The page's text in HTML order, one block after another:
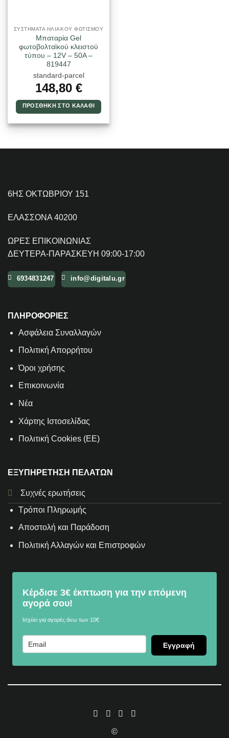
ΣΥΣΤΉΜΑΤΑ ΗΛΙΑΚΟΎ ΦΩΤΙΣΜΟΎ
Μπαταρία Gel
φωτοβολταϊκού κλειστού
τύπου – 12V – 50A –
819447
standard-parcel
148,80 €
ΠΡΟΣΘΉΚΗ ΣΤΟ ΚΑΛΆΘΙ
6ΗΣ ΟΚΤΩΒΡΙΟΥ 151
ΕΛΑΣΣΟΝΑ 40200
ΩΡΕΣ ΕΠΙΚΟΙΝΩΝΙΑΣ
ΔΕΥΤΕΡΑ-ΠΑΡΑΣΚΕΥΗ 09:00-17:00
6934831247 info@digitalu.gr
ΠΛΗΡΟΦΟΡΙΕΣ
Aσφάλεια Συναλλαγών
Πολιτική Απορρήτου
Όροι χρήσης
Επικοινωνία
Νέα
Χάρτης Ιστοσελίδας
Πολιτική Cookies (ΕΕ)
ΕΞΥΠΗΡΕΤΗΣΗ ΠΕΛΑΤΩΝ
Συχνές ερωτήσεις
Τρόποι Πληρωμής
Αποστολή και Παράδοση
Πολιτική Αλλαγών και Επιστροφών
Κέρδισε 3€ έκπτωση για την επόμενη
αγορά σου!
Ισχύει για αγορές άνω των 10€
Εγγραφή
©